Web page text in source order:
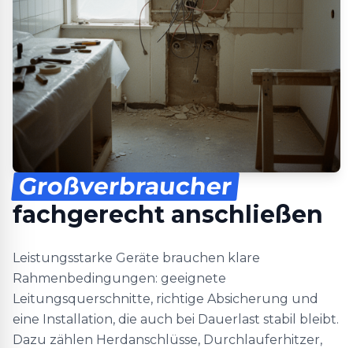
Großverbraucher
fachgerecht anschließen
Leistungsstarke Geräte brauchen klare
Rahmenbedingungen: geeignete
Leitungsquerschnitte, richtige Absicherung und
eine Installation, die auch bei Dauerlast stabil bleibt.
Dazu zählen Herdanschlüsse, Durchlauferhitzer,